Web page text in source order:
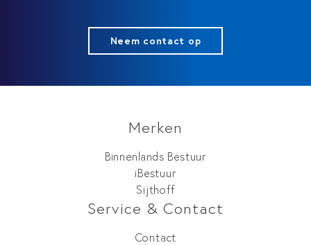
Neem contact op
Merken
Binnenlands Bestuur
iBestuur
Sijthoff
Service & Contact
Contact